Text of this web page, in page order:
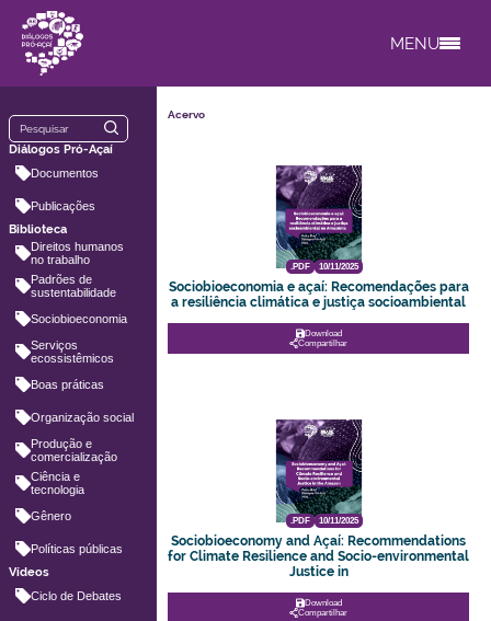
MENU
Diálogos Pró-Açaí
Documentos
Publicações
Biblioteca
Direitos humanos
no trabalho
Padrões de
sustentabilidade
Sociobioeconomia
Serviços
ecossistêmicos
Boas práticas
Organização social
Produção e
comercialização
Ciência e
tecnologia
Gênero
Políticas públicas
Vídeos
Ciclo de Debates
Acervo
.PDF 10/11/2025
Sociobioeconomia e açaí: Recomendações para
a resiliência climática e justiça socioambiental
Download
Compartilhar
.PDF 10/11/2025
Sociobioeconomy and Açaí: Recommendations
for Climate Resilience and Socio-environmental
Justice in
Download
Compartilhar